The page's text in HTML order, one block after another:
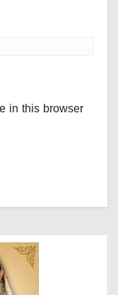
in this browser